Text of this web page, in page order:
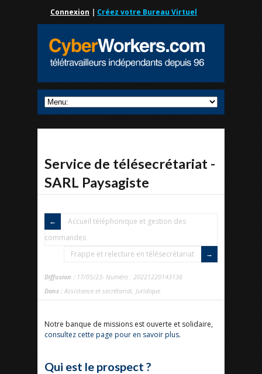
Connexion | Créez votre Bureau Virtuel
Service de télésecrétariat -
SARL Paysagiste
Accueil téléphonique et gestion des
commandes
Frappe et relecture en télésecrétariat
Diffusion : 17/05/23- Numéro : 20221220143136
Dans : Assistance et secrétariat, Juridique
Notre banque de missions est ouverte et solidaire,
consultez cette page pour en savoir plus.
Qui est le prospect ?